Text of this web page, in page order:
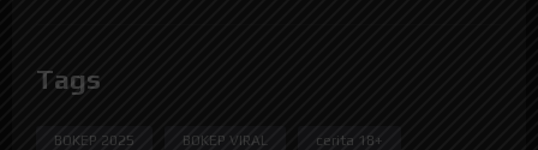
Tags
BOKEP 2025 BOKEP VIRAL cerita 18+